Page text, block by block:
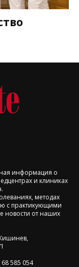
информация о
и клиниках
методах
с практикующими
новости от наших
585 054